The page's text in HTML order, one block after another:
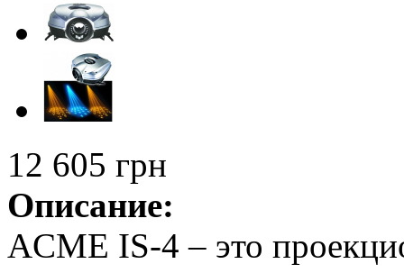
12 605 грн
Описание:
ACME IS-4 – это